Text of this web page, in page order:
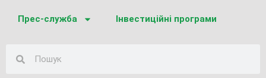
Прес-служба Інвестиційні програми